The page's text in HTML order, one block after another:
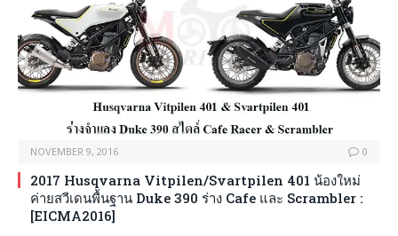
NOVEMBER 9, 2016 0
2017 Husqvarna Vitpilen/Svartpilen 401 น้องใหม่
ค่ายสวีเดนพื้นฐาน Duke 390 ร่าง Cafe และ Scrambler :
[EICMA2016]